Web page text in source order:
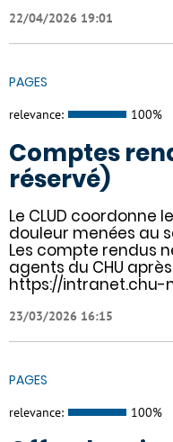
22/04/2026 19:01
PAGES
relevance: 100%
Comptes
réservé)
Le CLUD coordonne
douleur menées au
Les compte rendus
agents du CHU
https://intranet.chu-
23/03/2026 16:15
PAGES
relevance: 100%